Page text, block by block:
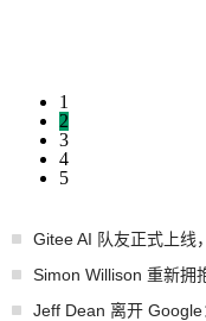
1
2
3
4
5
Gitee AI 队友正式上线
Simon Willison 重新拥
Jeff Dean 离开